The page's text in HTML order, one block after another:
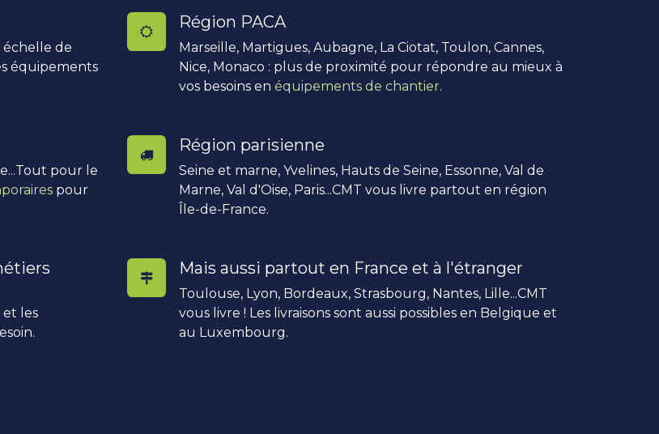
échelle de
équipements
pour le
pour
les
Région PACA
Marseille, Martigues, Aubagne, La Ciotat, Toulon, Cannes,
Nice, Monaco : plus de proximité pour répondre au mieux à
vos besoins en équipements de chantier.
Région parisienne
Seine et marne, Yvelines, Hauts de Seine, Essonne, Val de
Marne, Val d'Oise, Paris...CMT vous livre partout en région
Île-de-France.
Mais aussi partout en France et à l'étranger
Toulouse, Lyon, Bordeaux, Strasbourg, Nantes, Lille...CMT
vous livre ! Les livraisons sont aussi possibles en Belgique et
au Luxembourg.